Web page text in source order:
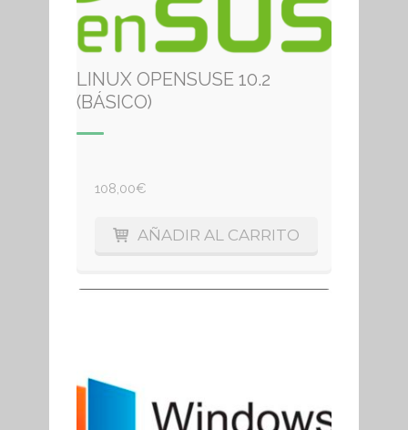
LINUX OPENSUSE 10.2
(BÁSICO)
108,00€
AÑADIR AL CARRITO